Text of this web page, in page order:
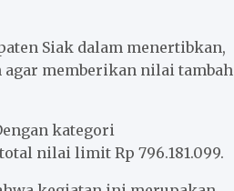
Siak dalam menertibkan,
memberikan nilai tambah
kategori
nilai limit Rp 796.181.099.